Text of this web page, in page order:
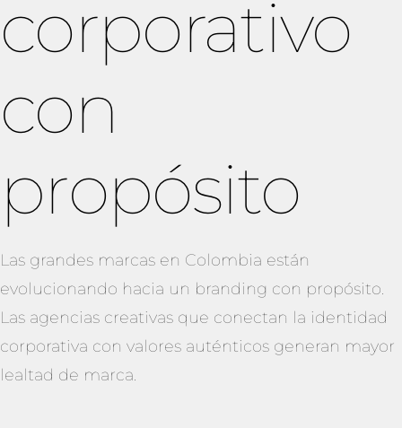
corporativo
con
propósito
Las grandes marcas en Colombia están
evolucionando hacia un branding con propósito.
Las agencias creativas que conectan la identidad
corporativa con valores auténticos generan mayor
lealtad de marca.